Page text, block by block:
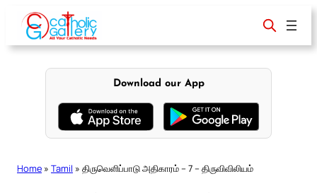
content
Download our App
Home » Tamil » திருவெளிப்பாடு அதிகாரம் – 7 – திருவிவிலியம்